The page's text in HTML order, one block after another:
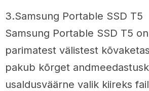
3.Samsung Portable SSD T5
Samsung Portable SSD T5
parimatest välistest
pakub kõrget
usaldusväärne valik kiireks